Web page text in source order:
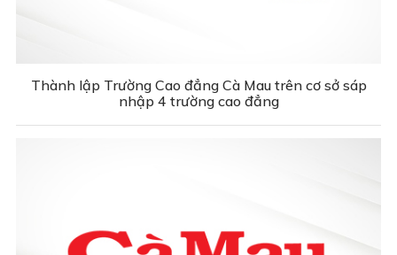
Thành lập Trường Cao đẳng Cà Mau trên cơ sở sáp
nhập 4 trường cao đẳng